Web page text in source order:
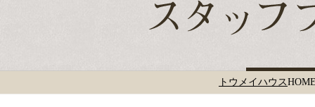
トウメイハウス